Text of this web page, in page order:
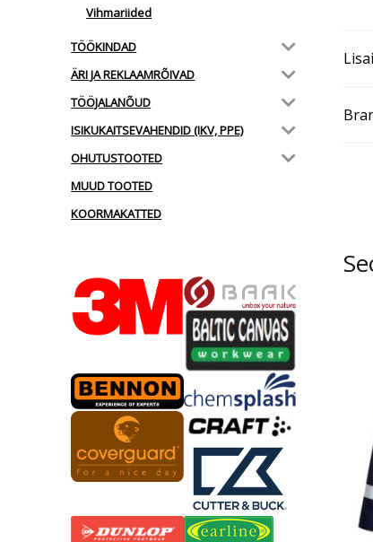
Vihmariided
TÖÖKINDAD
ÄRI JA REKLAAMRÕIVAD
TÖÖJALANÕUD
ISIKUKAITSEVAHENDID (IKV, PPE)
OHUTUSTOOTED
MUUD TOOTED
KOORMAKATTED